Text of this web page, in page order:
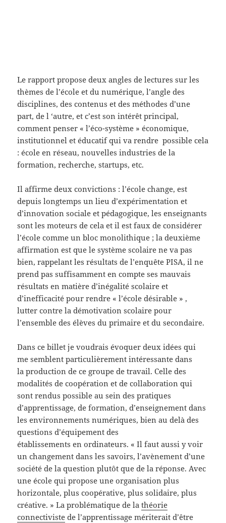
Le rapport propose deux angles de lectures sur les
thèmes de l’école et du numérique, l’angle des
disciplines, des contenus et des méthodes d’une
part, de l ‘autre, et c’est son intérêt principal,
comment penser « l’éco-système » économique,
institutionnel et éducatif qui va rendre possible cela
: école en réseau, nouvelles industries de la
formation, recherche, startups, etc.
Il affirme deux convictions : l’école change, est
depuis longtemps un lieu d’expérimentation et
d’innovation sociale et pédagogique, les enseignants
sont les moteurs de cela et il est faux de considérer
l’école comme un bloc monolithique ; la deuxième
affirmation est que le système scolaire ne va pas
bien, rappelant les résultats de l’enquête PISA, il ne
prend pas suffisamment en compte ses mauvais
résultats en matière d’inégalité scolaire et
d’inefficacité pour rendre « l’école désirable » ,
lutter contre la démotivation scolaire pour
l’ensemble des élèves du primaire et du secondaire.
Dans ce billet je voudrais évoquer deux idées qui
me semblent particulièrement intéressante dans
la production de ce groupe de travail. Celle des
modalités de coopération et de collaboration qui
sont rendus possible au sein des pratiques
d’apprentissage, de formation, d’enseignement dans
les environnements numériques, bien au delà des
questions d’équipement des
établissements en ordinateurs. « Il faut aussi y voir
un changement dans les savoirs, l’avènement d’une
société de la question plutôt que de la réponse. Avec
une école qui propose une organisation plus
horizontale, plus coopérative, plus solidaire, plus
créative. » La problématique de lathéorie
connectiviste de l’apprentissage mériterait d’être